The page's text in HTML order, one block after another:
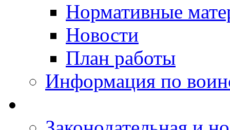
Нормативные
Новости
План работы
Информация по